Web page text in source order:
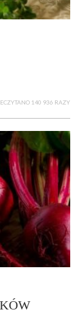
140 936 RAZY